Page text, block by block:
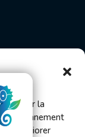
mesurer la
fonctionnement
améliorer